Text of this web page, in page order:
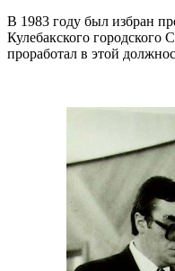
В 1983 году был избран
Кулебакского городского
проработал в этой